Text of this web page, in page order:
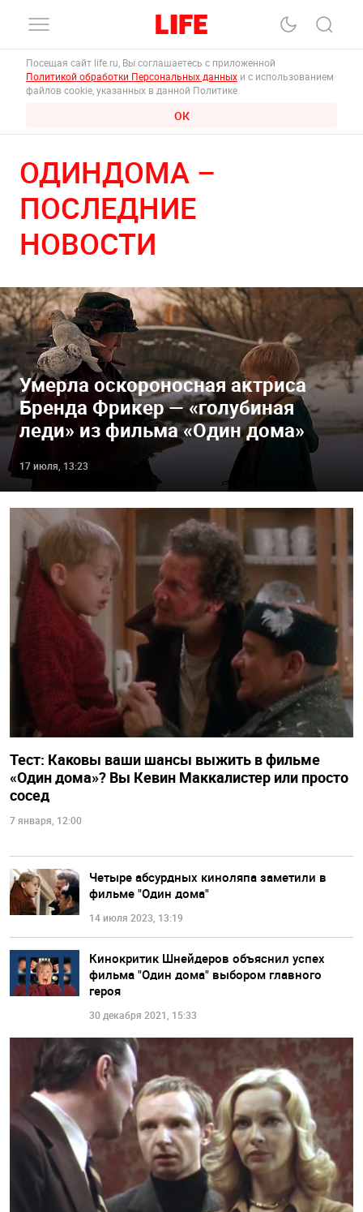
Посещая сайт life.ru, Вы соглашаетесь с приложенной
Политикой обработки Персональных данных и с использованием
файлов cookie, указанных в данной Политике.
ОК
ОДИНДОМА –
ПОСЛЕДНИЕ
НОВОСТИ
Умерла оскороносная актриса
Бренда Фрикер — «голубиная
леди» из фильма «Один дома»
17 июля, 13:23
Тест: Каковы ваши шансы выжить в фильме
«Один дома»? Вы Кевин Маккалистер или просто
сосед
7 января, 12:00
Четыре абсурдных киноляпа заметили в
фильме "Один дома"
14 июля 2023, 13:19
Кинокритик Шнейдеров объяснил успех
фильма "Один дома" выбором главного
героя
30 декабря 2021, 15:33